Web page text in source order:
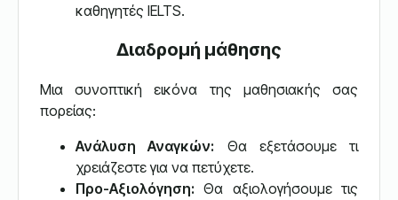
καθηγητές IELTS.
Διαδρομή μάθησης
Μια συνοπτική εικόνα της μαθησιακής σας
πορείας:
Ανάλυση Αναγκών: Θα εξετάσουμε τι
χρειάζεστε για να πετύχετε.
Προ-Αξιολόγηση: Θα αξιολογήσουμε τις